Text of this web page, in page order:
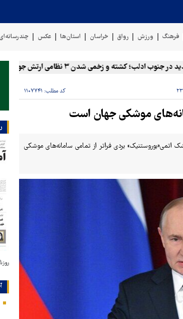
فرهنگ ورزش رواق خراسان استان‌ها عکس چندرسانه‌ای
کشته و زخمی شدن ۳ نظامی ارتش جولانی در دیرالزور
کد مطلب: ۱۱۰۷۷۴۱
موشکی جهان است
بردی فراتر از تمامی سامانه‌های موشکی